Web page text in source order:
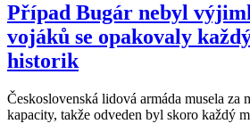
Případ Bugár nebyl
vojáků se opakovaly
historik
Československá lidová armáda musela za
kapacity, takže odveden byl skoro každý